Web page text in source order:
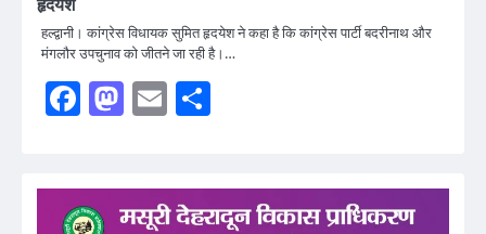
हृदयेश
हल्द्वानी। कांग्रेस विधायक सुमित हृदयेश ने कहा है कि कांग्रेस पार्टी बदरीनाथ और
मंगलौर उपचुनाव को जीतने जा रही है।…
Facebook
Mastodon
Email